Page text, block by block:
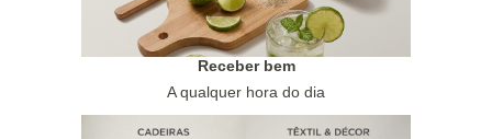
Receber bem
A qualquer hora do dia